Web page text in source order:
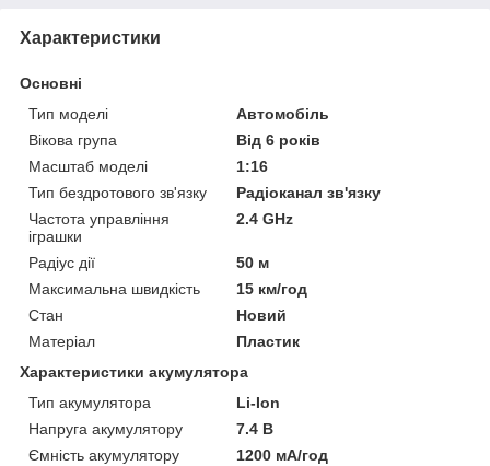
Характеристики
Основні
Тип моделі
Автомобіль
Вікова група
Від 6 років
Масштаб моделі
1:16
Тип бездротового зв'язку
Радіоканал зв'язку
Частота управління
іграшки
2.4 GHz
Радіус дії
50 м
Максимальна швидкість
15 км/год
Стан
Новий
Матеріал
Пластик
Характеристики акумулятора
Тип акумулятора
Li-Ion
Напруга акумулятору
7.4 В
Ємність акумулятору
1200 мА/год